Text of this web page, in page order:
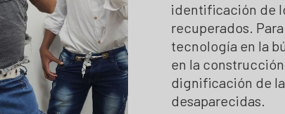
identificación de
recuperados.
tecnología en la
en la
dignificación de
desaparecidas.